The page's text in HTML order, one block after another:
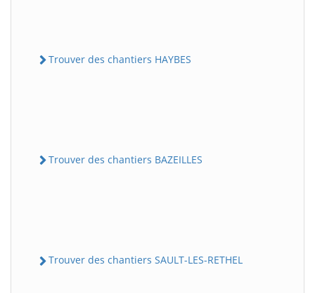
Trouver des chantiers HAYBES
Trouver des chantiers BAZEILLES
Trouver des chantiers SAULT-LES-RETHEL